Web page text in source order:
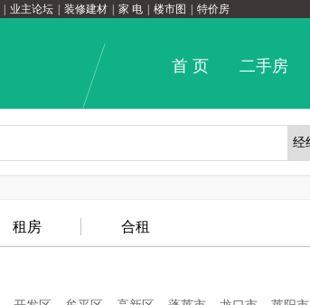
业主论坛 装修建材 家 电 楼市图 特价房
首 页 二手房
租房 合租